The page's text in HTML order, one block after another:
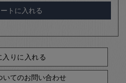
トに入れる
入りに入れる
いてのお問い合わせ